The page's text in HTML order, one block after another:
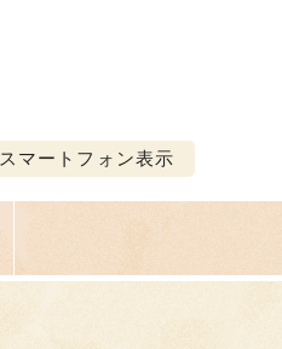
スマートフォン表示